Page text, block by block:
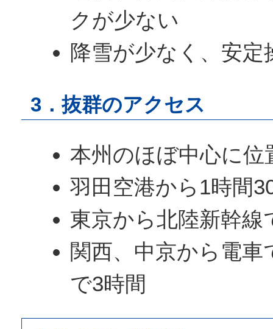
クが少ない
降雪が少なく、安定
3．抜群のアクセス
本州のほぼ中心に位
羽田空港から1時間
東京から北陸新幹線
関西、中京から電車
で3時間